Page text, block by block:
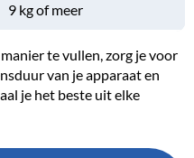
9 kg of meer
te vullen, zorg je voor
van je apparaat en
je het beste uit elke